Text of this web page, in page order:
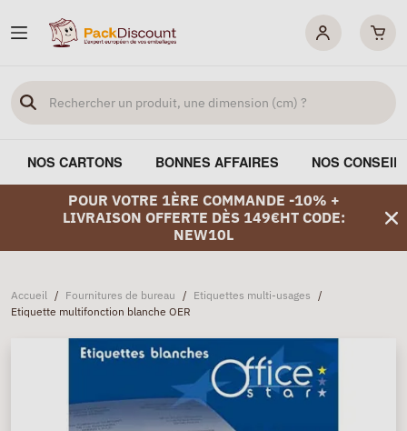
NOS CARTONS BONNES AFFAIRES NOS
POUR VOTRE 1ÈRE COMMANDE -10% +
LIVRAISON OFFERTE DÈS 149€HT CODE:
NEW10L
Accueil / Fournitures de bureau / Etiquettes multi-usages /
Etiquette multifonction blanche OER